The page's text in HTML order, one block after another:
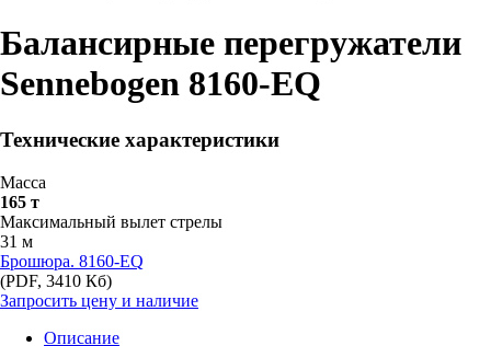
Балансирные перегружатели
Sennebogen 8160-EQ
Технические характеристики
Масса
165 т
Максимальный вылет стрелы
31 м
Брошюра. 8160-EQ
(PDF, 3410 Кб)
Запросить цену и наличие
Описание